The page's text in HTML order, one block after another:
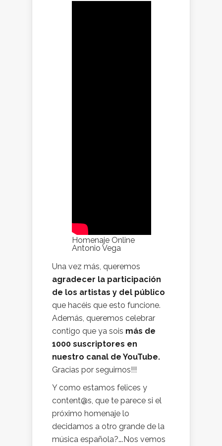
Homenaje Online
Antonio Vega
Una vez más, queremos
agradecer la participación
de los artistas y del público
que hacéis que esto funcione.
Además, queremos celebrar
contigo que ya sois más de
1000 suscriptores en
nuestro canal de YouTube.
Gracias por seguirnos!!!
Y como estamos felices y
content@s, que te parece si el
próximo homenaje lo
decidamos a otro grande de la
música española?….Nos vemos